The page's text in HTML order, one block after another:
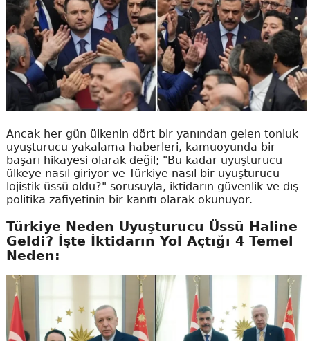
Ancak her gün ülkenin dört bir yanından gelen tonluk
uyuşturucu yakalama haberleri, kamuoyunda bir
başarı hikayesi olarak değil; "Bu kadar uyuşturucu
ülkeye nasıl giriyor ve Türkiye nasıl bir uyuşturucu
lojistik üssü oldu?" sorusuyla, iktidarın güvenlik ve dış
politika zafiyetinin bir kanıtı olarak okunuyor.
Türkiye Neden Uyuşturucu Üssü Haline
Geldi? İşte İktidarın Yol Açtığı 4 Temel
Neden: